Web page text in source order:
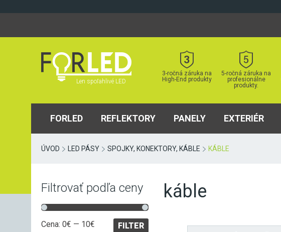
to
Len spoľahlivé LED
3-ročná záruka na
High-End produkty
5-ročná záruka na
profesionálne
produkty.
FORLED REFLEKTORY PANELY EXTERIÉR
ÚVOD LED PÁSY SPOJKY, KONEKTORY, KÁBLE KÁBLE
káble
Filtrovať podľa ceny
Minimálna
Maximálna
FILTER
Cena: 0€ — 10€